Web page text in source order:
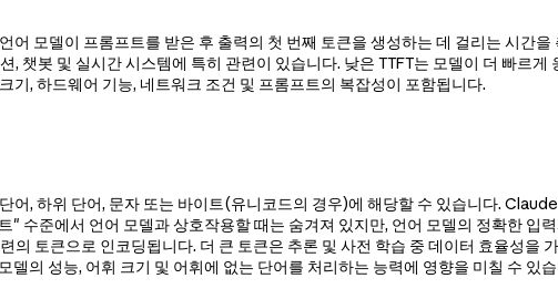
모델이 프롬프트를 받은 후 출력의 첫 번째 토큰을 생성하는 데 걸리는 시간
, 챗봇 및 실시간 시스템에 특히 관련이 있습니다. 낮은 TTFT는 모델이 더 빠르
기, 하드웨어 기능, 네트워크 조건 및 프롬프트의 복잡성이 포함됩니다.
, 하위 단어, 문자 또는 바이트(유니코드의 경우)에 해당할 수 있습니다.
" 수준에서 언어 모델과 상호작용할 때는 숨겨져 있지만, 언어 모델의 정확한
의 토큰으로 인코딩됩니다. 더 큰 토큰은 추론 및 사전 학습 중 데이터 효율성을
델의 성능, 어휘 크기 및 어휘에 없는 단어를 처리하는 능력에 영향을 미칠 수 있